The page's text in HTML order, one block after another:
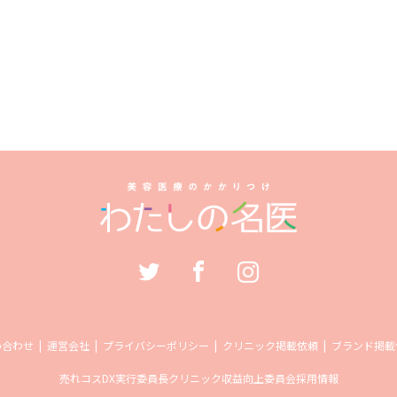
わせ 運営会社 プライバシーポリシー クリニック掲載依頼 ブランド掲
売れコスDX実行委員長クリニック収益向上委員会採用情報